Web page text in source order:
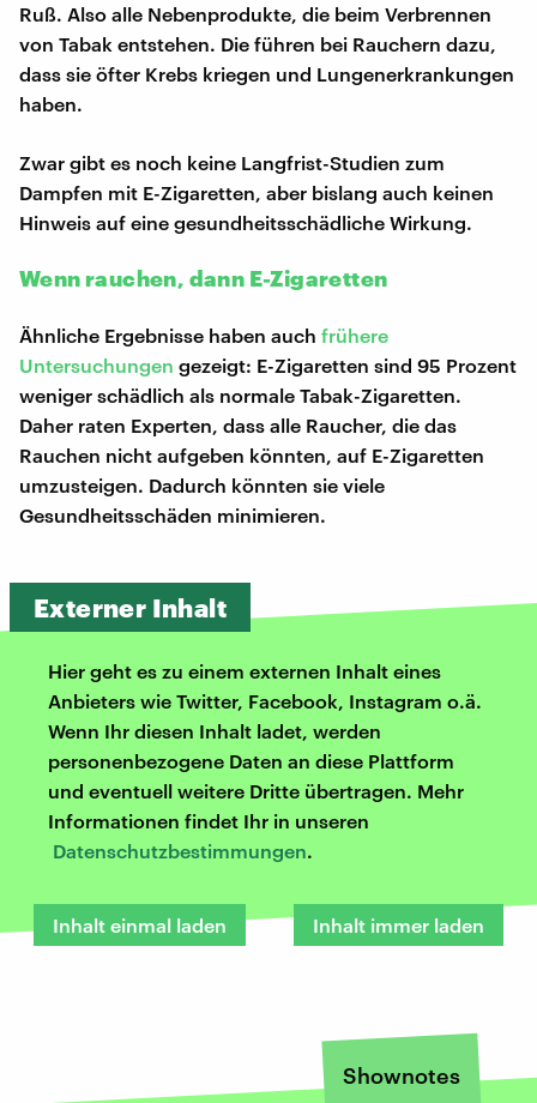
Ruß. Also alle Nebenprodukte, die beim Verbrennen
von Tabak entstehen. Die führen bei Rauchern dazu,
dass sie öfter Krebs kriegen und Lungenerkrankungen
haben.
Zwar gibt es noch keine Langfrist-Studien zum
Dampfen mit E-Zigaretten, aber bislang auch keinen
Hinweis auf eine gesundheitsschädliche Wirkung.
Wenn rauchen, dann E-Zigaretten
Ähnliche Ergebnisse haben auch frühere
Untersuchungen gezeigt: E-Zigaretten sind 95 Prozent
weniger schädlich als normale Tabak-Zigaretten.
Daher raten Experten, dass alle Raucher, die das
Rauchen nicht aufgeben könnten, auf E-Zigaretten
umzusteigen. Dadurch könnten sie viele
Gesundheitsschäden minimieren.
Externer Inhalt
Hier geht es zu einem externen Inhalt eines
Anbieters wie Twitter, Facebook, Instagram o.ä.
Wenn Ihr diesen Inhalt ladet, werden
personenbezogene Daten an diese Plattform
und eventuell weitere Dritte übertragen. Mehr
Informationen findet Ihr in unseren
Datenschutzbestimmungen.
Inhalt einmal laden Inhalt immer laden
Shownotes